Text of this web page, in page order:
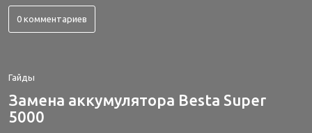
0 комментариев
Гайды
Замена аккумулятора Besta Super
5000